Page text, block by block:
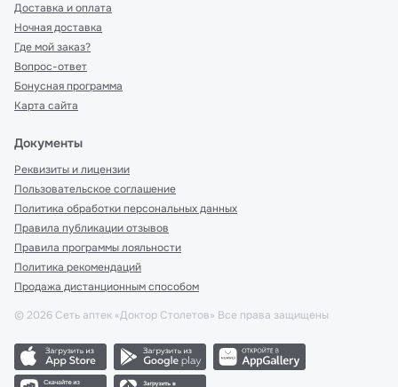
Доставка и оплата
Ночная доставка
Где мой заказ?
Вопрос-ответ
Бонусная программа
Карта сайта
Документы
Реквизиты и лицензии
Пользовательское соглашение
Политика обработки персональных данных
Правила публикации отзывов
Правила программы лояльности
Политика рекомендаций
Продажа дистанционным способом
© 2026 Сеть аптек «Доктор Столетов» Все права защищены